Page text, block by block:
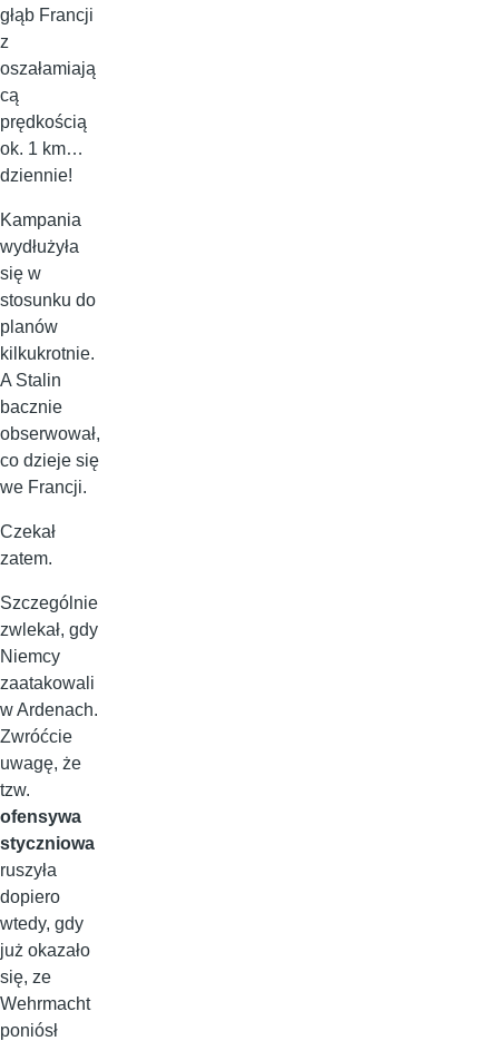
głąb Francji
z
oszałamiają
cą
prędkością
ok. 1 km…
dziennie!
Kampania
wydłużyła
się w
stosunku do
planów
kilkukrotnie.
A Stalin
bacznie
obserwował,
co dzieje się
we Francji.
Czekał
zatem.
Szczególnie
zwlekał, gdy
Niemcy
zaatakowali
w Ardenach.
Zwróćcie
uwagę, że
tzw.
ofensywa
styczniowa
ruszyła
dopiero
wtedy, gdy
już okazało
się, ze
Wehrmacht
poniósł